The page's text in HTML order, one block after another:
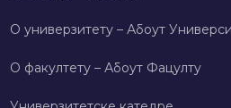
О универзитету – Абоут
О факултету – Абоут Фацултy